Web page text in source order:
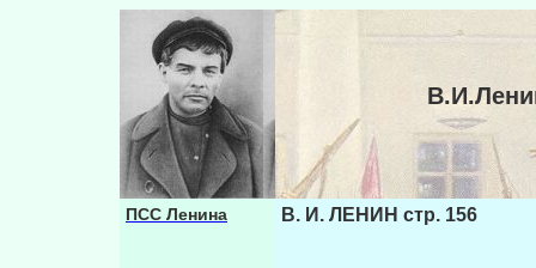
ПСС Ленина В. И. ЛЕНИН стр. 156